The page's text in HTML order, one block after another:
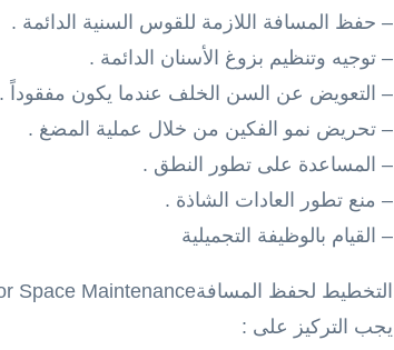
– حفظ المسافة اللازمة للقوس السنية الدائمة .
– توجيه وتنظيم بزوغ الأسنان الدائمة .
– التعويض عن السن الخلف عندما يكون مفقوداً .
– تحريض نمو الفكين من خلال عملية المضغ .
– المساعدة على تطور النطق .
– منع تطور العادات الشاذة .
– القيام بالوظيفة التجميلية
التخطيط لحفظ المسافةPlanning For Space Maintenance
يجب التركيز على :